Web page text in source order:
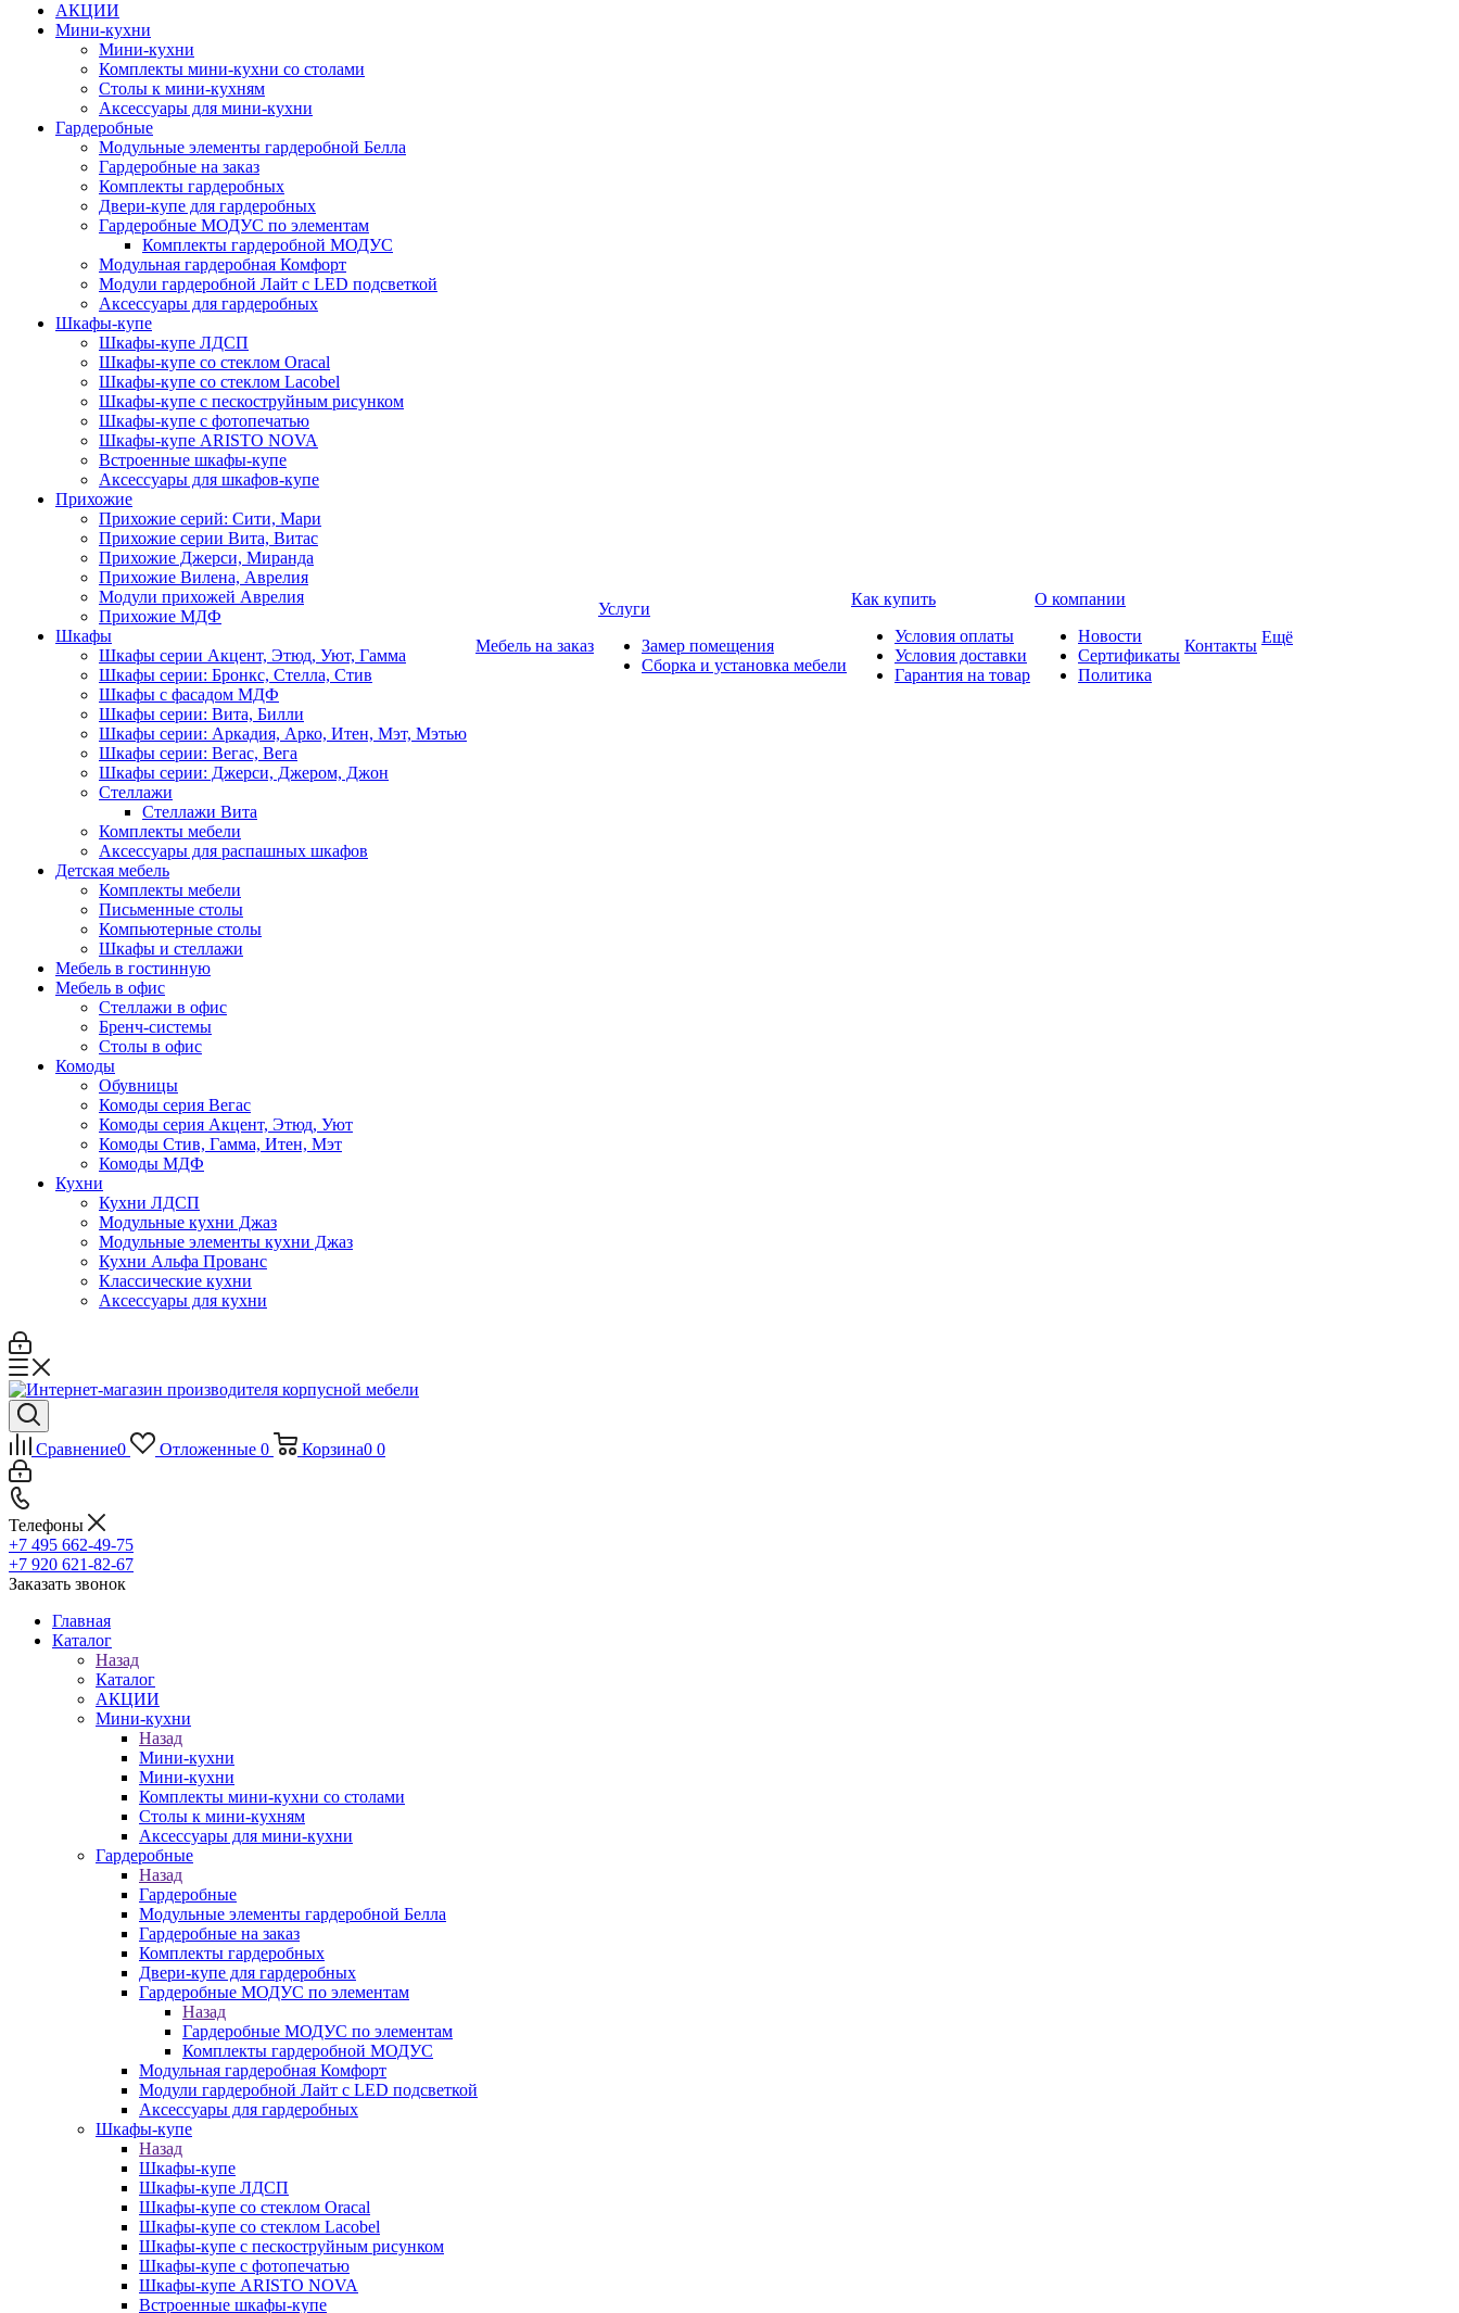
АКЦИИ
Мини-кухни
Мини-кухни
Комплекты мини-кухни со столами
Столы к мини-кухням
Аксессуары для мини-кухни
Гардеробные
Модульные элементы гардеробной Белла
Гардеробные на заказ
Комплекты гардеробных
Двери-купе для гардеробных
Гардеробные МОДУС по элементам
Комплекты гардеробной МОДУС
Модульная гардеробная Комфорт
Модули гардеробной Лайт с LED подсветкой
Аксессуары для гардеробных
Шкафы-купе
Шкафы-купе ЛДСП
Шкафы-купе со стеклом Oracal
Шкафы-купе со стеклом Lacobel
Шкафы-купе с пескоструйным рисунком
Шкафы-купе с фотопечатью
Шкафы-купе ARISTO NOVA
Встроенные шкафы-купе
Аксессуары для шкафов-купе
Прихожие
Прихожие серий: Сити, Мари
Прихожие серии Вита, Витас
Прихожие Джерси, Миранда
Прихожие Вилена, Аврелия
Модули прихожей Аврелия
Прихожие МДФ
Шкафы
Шкафы серии Акцент, Этюд, Уют, Гамма
Шкафы серии: Бронкс, Стелла, Стив
Шкафы с фасадом МДФ
Шкафы серии: Вита, Билли
Шкафы серии: Аркадия, Арко, Итен, Мэт, Мэтью
Шкафы серии: Вегас, Вега
Шкафы серии: Джерси, Джером, Джон
Стеллажи
Стеллажи Вита
Комплекты мебели
Аксессуары для распашных шкафов
Детская мебель
Комплекты мебели
Письменные столы
Компьютерные столы
Шкафы и стеллажи
Мебель в гостинную
Мебель в офис
Стеллажи в офис
Бренч-системы
Столы в офис
Комоды
Обувницы
Комоды серия Вегас
Комоды серия Акцент, Этюд, Уют
Комоды Стив, Гамма, Итен, Мэт
Комоды МДФ
Кухни
Кухни ЛДСП
Модульные кухни Джаз
Модульные элементы кухни Джаз
Кухни Альфа Прованс
Классические кухни
Аксессуары для кухни
Мебель на заказ
Услуги
Замер помещения
Сборка и установка мебели
Как купить
Условия оплаты
Условия доставки
Гарантия на товар
О компании
Новости
Сертификаты
Политика
Контакты Ещё
Сравнение0 Отложенные 0 Корзина0 0
Телефоны
+7 495 662-49-75
+7 920 621-82-67
Заказать звонок
Главная
Каталог
Назад
Каталог
АКЦИИ
Мини-кухни
Назад
Мини-кухни
Мини-кухни
Комплекты мини-кухни со столами
Столы к мини-кухням
Аксессуары для мини-кухни
Гардеробные
Назад
Гардеробные
Модульные элементы гардеробной Белла
Гардеробные на заказ
Комплекты гардеробных
Двери-купе для гардеробных
Гардеробные МОДУС по элементам
Назад
Гардеробные МОДУС по элементам
Комплекты гардеробной МОДУС
Модульная гардеробная Комфорт
Модули гардеробной Лайт с LED подсветкой
Аксессуары для гардеробных
Шкафы-купе
Назад
Шкафы-купе
Шкафы-купе ЛДСП
Шкафы-купе со стеклом Oracal
Шкафы-купе со стеклом Lacobel
Шкафы-купе с пескоструйным рисунком
Шкафы-купе с фотопечатью
Шкафы-купе ARISTO NOVA
Встроенные шкафы-купе